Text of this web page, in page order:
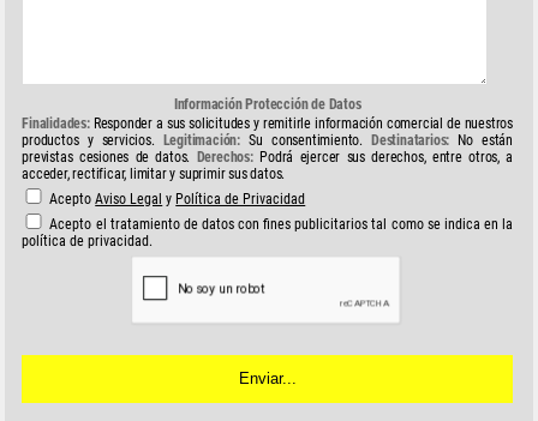
Información Protección de Datos
Finalidades:Responder a sus solicitudes y remitirle información comercial de nuestros
productos y servicios.
Legitimación: Su consentimiento. Destinatarios: No están
previstas cesiones de datos.
Derechos:Podrá ejercer sus derechos, entre otros, a
acceder, rectificar, limitar y suprimir sus datos.
AceptoAviso Legal y Política de Privacidad
Acepto el tratamiento de datos con fines publicitarios tal como se indica en la
política de privacidad.